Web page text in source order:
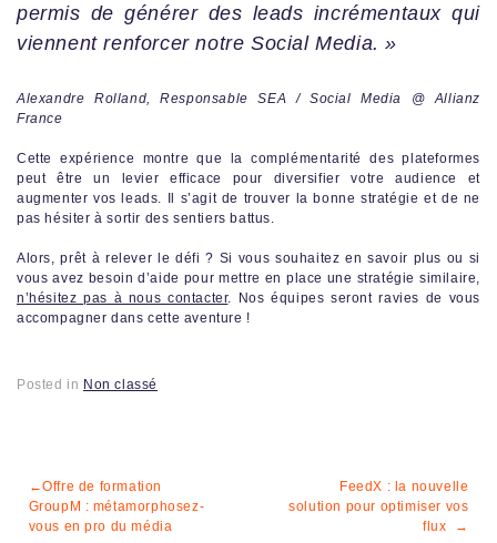
permis de générer des leads incrémentaux qui
viennent renforcer notre Social Media. »
Alexandre Rolland, Responsable SEA / Social Media @ Allianz
France
Cette expérience montre que la complémentarité des plateformes
peut être un levier efficace pour diversifier votre audience et
augmenter vos leads. Il s’agit de trouver la bonne stratégie et de ne
pas hésiter à sortir des sentiers battus.
Alors, prêt à relever le défi ? Si vous souhaitez en savoir plus ou si
vous avez besoin d’aide pour mettre en place une stratégie similaire,
n’hésitez pas à nous contacter. Nos équipes seront ravies de vous
accompagner dans cette aventure !
Posted in Non classé
Navigation
de
Offre de formation
GroupM : métamorphosez-
vous en pro du média
FeedX : la nouvelle
solution pour optimiser vos
flux